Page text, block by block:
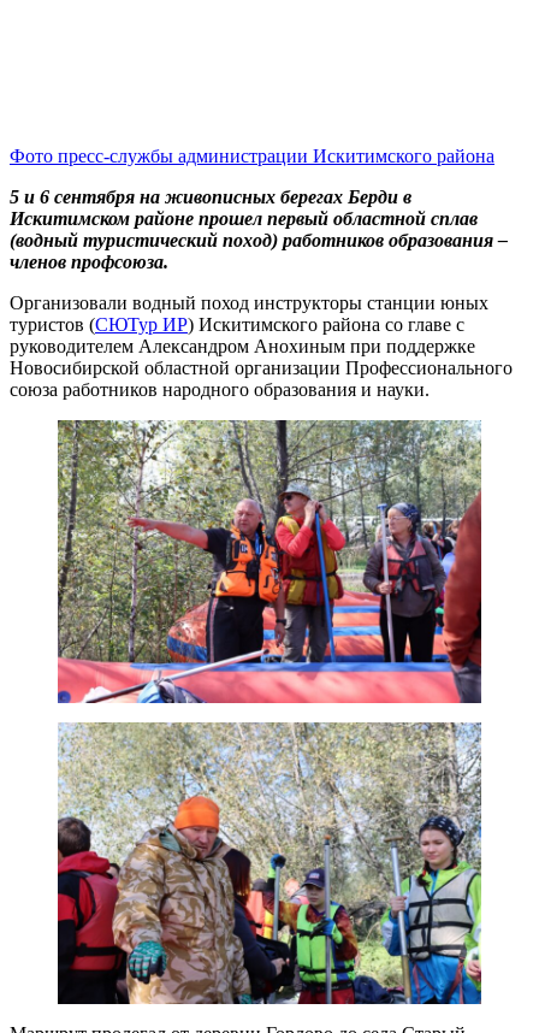
Фото пресс-службы администрации Искитимского района
5 и 6 сентября на живописных берегах Берди в
Искитимском районе прошел первый областной сплав
(водный туристический поход) работников образования –
членов профсоюза.
Организовали водный поход инструкторы станции юных
туристов (СЮТур ИР) Искитимского района со главе с
руководителем Александром Анохиным при поддержке
Новосибирской областной организации Профессионального
союза работников народного образования и науки.